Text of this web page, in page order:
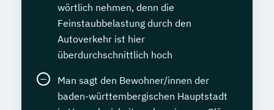
wörtlich nehmen, denn die
Feinstaubbelastung durch den
Autoverkehr ist hier
überdurchschnittlich hoch
Man sagt den Bewohner/innen der
baden-württembergischen Hauptstadt